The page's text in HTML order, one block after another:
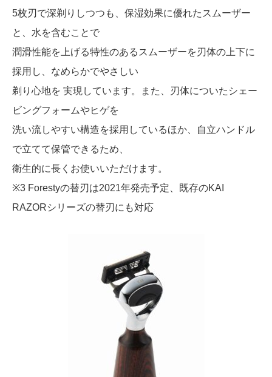
5枚刃で深剃りしつつも、保湿効果に優れたスムーザー
と、水を含むことで
潤滑性能を上げる特性のあるスムーザーを刃体の上下に
採用し、なめらかでやさしい
剃り心地を 実現しています。また、刃体についたシェー
ビングフォームやヒゲを
洗い流しやすい構造を採用しているほか、自立ハンドル
で立てて保管できるため、
衛生的に長くお使いいただけます。
※3 Forestyの替刃は2021年発売予定、既存のKAI
RAZORシリーズの替刃にも対応